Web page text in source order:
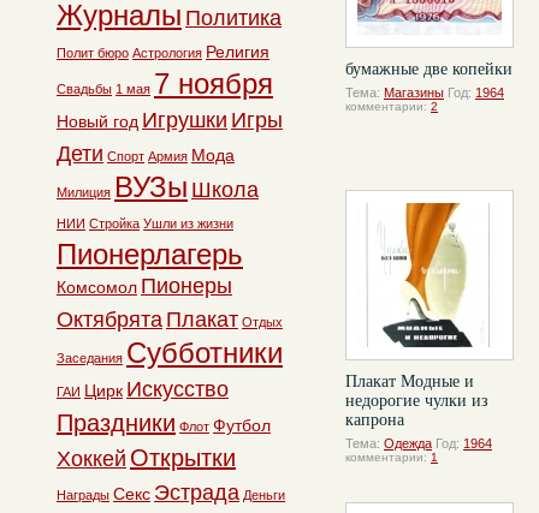
бумажные две копейки
Тема: Магазины Год: 1964
комментарии: 2
Плакат Модные и
недорогие чулки из
капрона
Тема: Одежда Год: 1964
комментарии: 1
Журналы Политика
Полит бюро Астрология Религия
Свадьбы 1 мая 7 ноября
Новый год Игрушки Игры
Дети Спорт Армия Мода
Милиция ВУЗы Школа
НИИ Стройка Ушли из жизни
Пионерлагерь
Комсомол Пионеры
Октябрята Плакат Отдых
Заседания Субботники
ГАИ Цирк Искусство
Праздники Флот Футбол
Хоккей Открытки
Награды Секс Эстрада Деньги